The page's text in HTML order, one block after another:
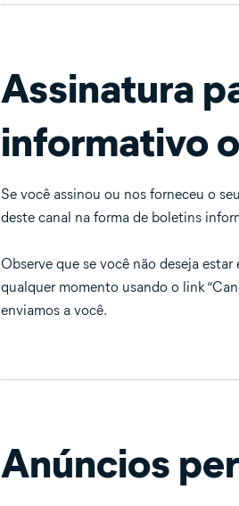
Assinatura
informativo
Se você assinou ou nos forneceu o
deste canal na forma de boletins
Observe que se você não deseja
qualquer momento usando o link
enviamos a você.
Anúncios